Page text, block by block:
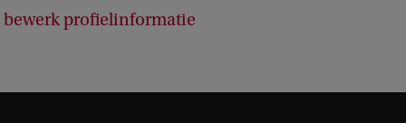
bewerk profielinformatie